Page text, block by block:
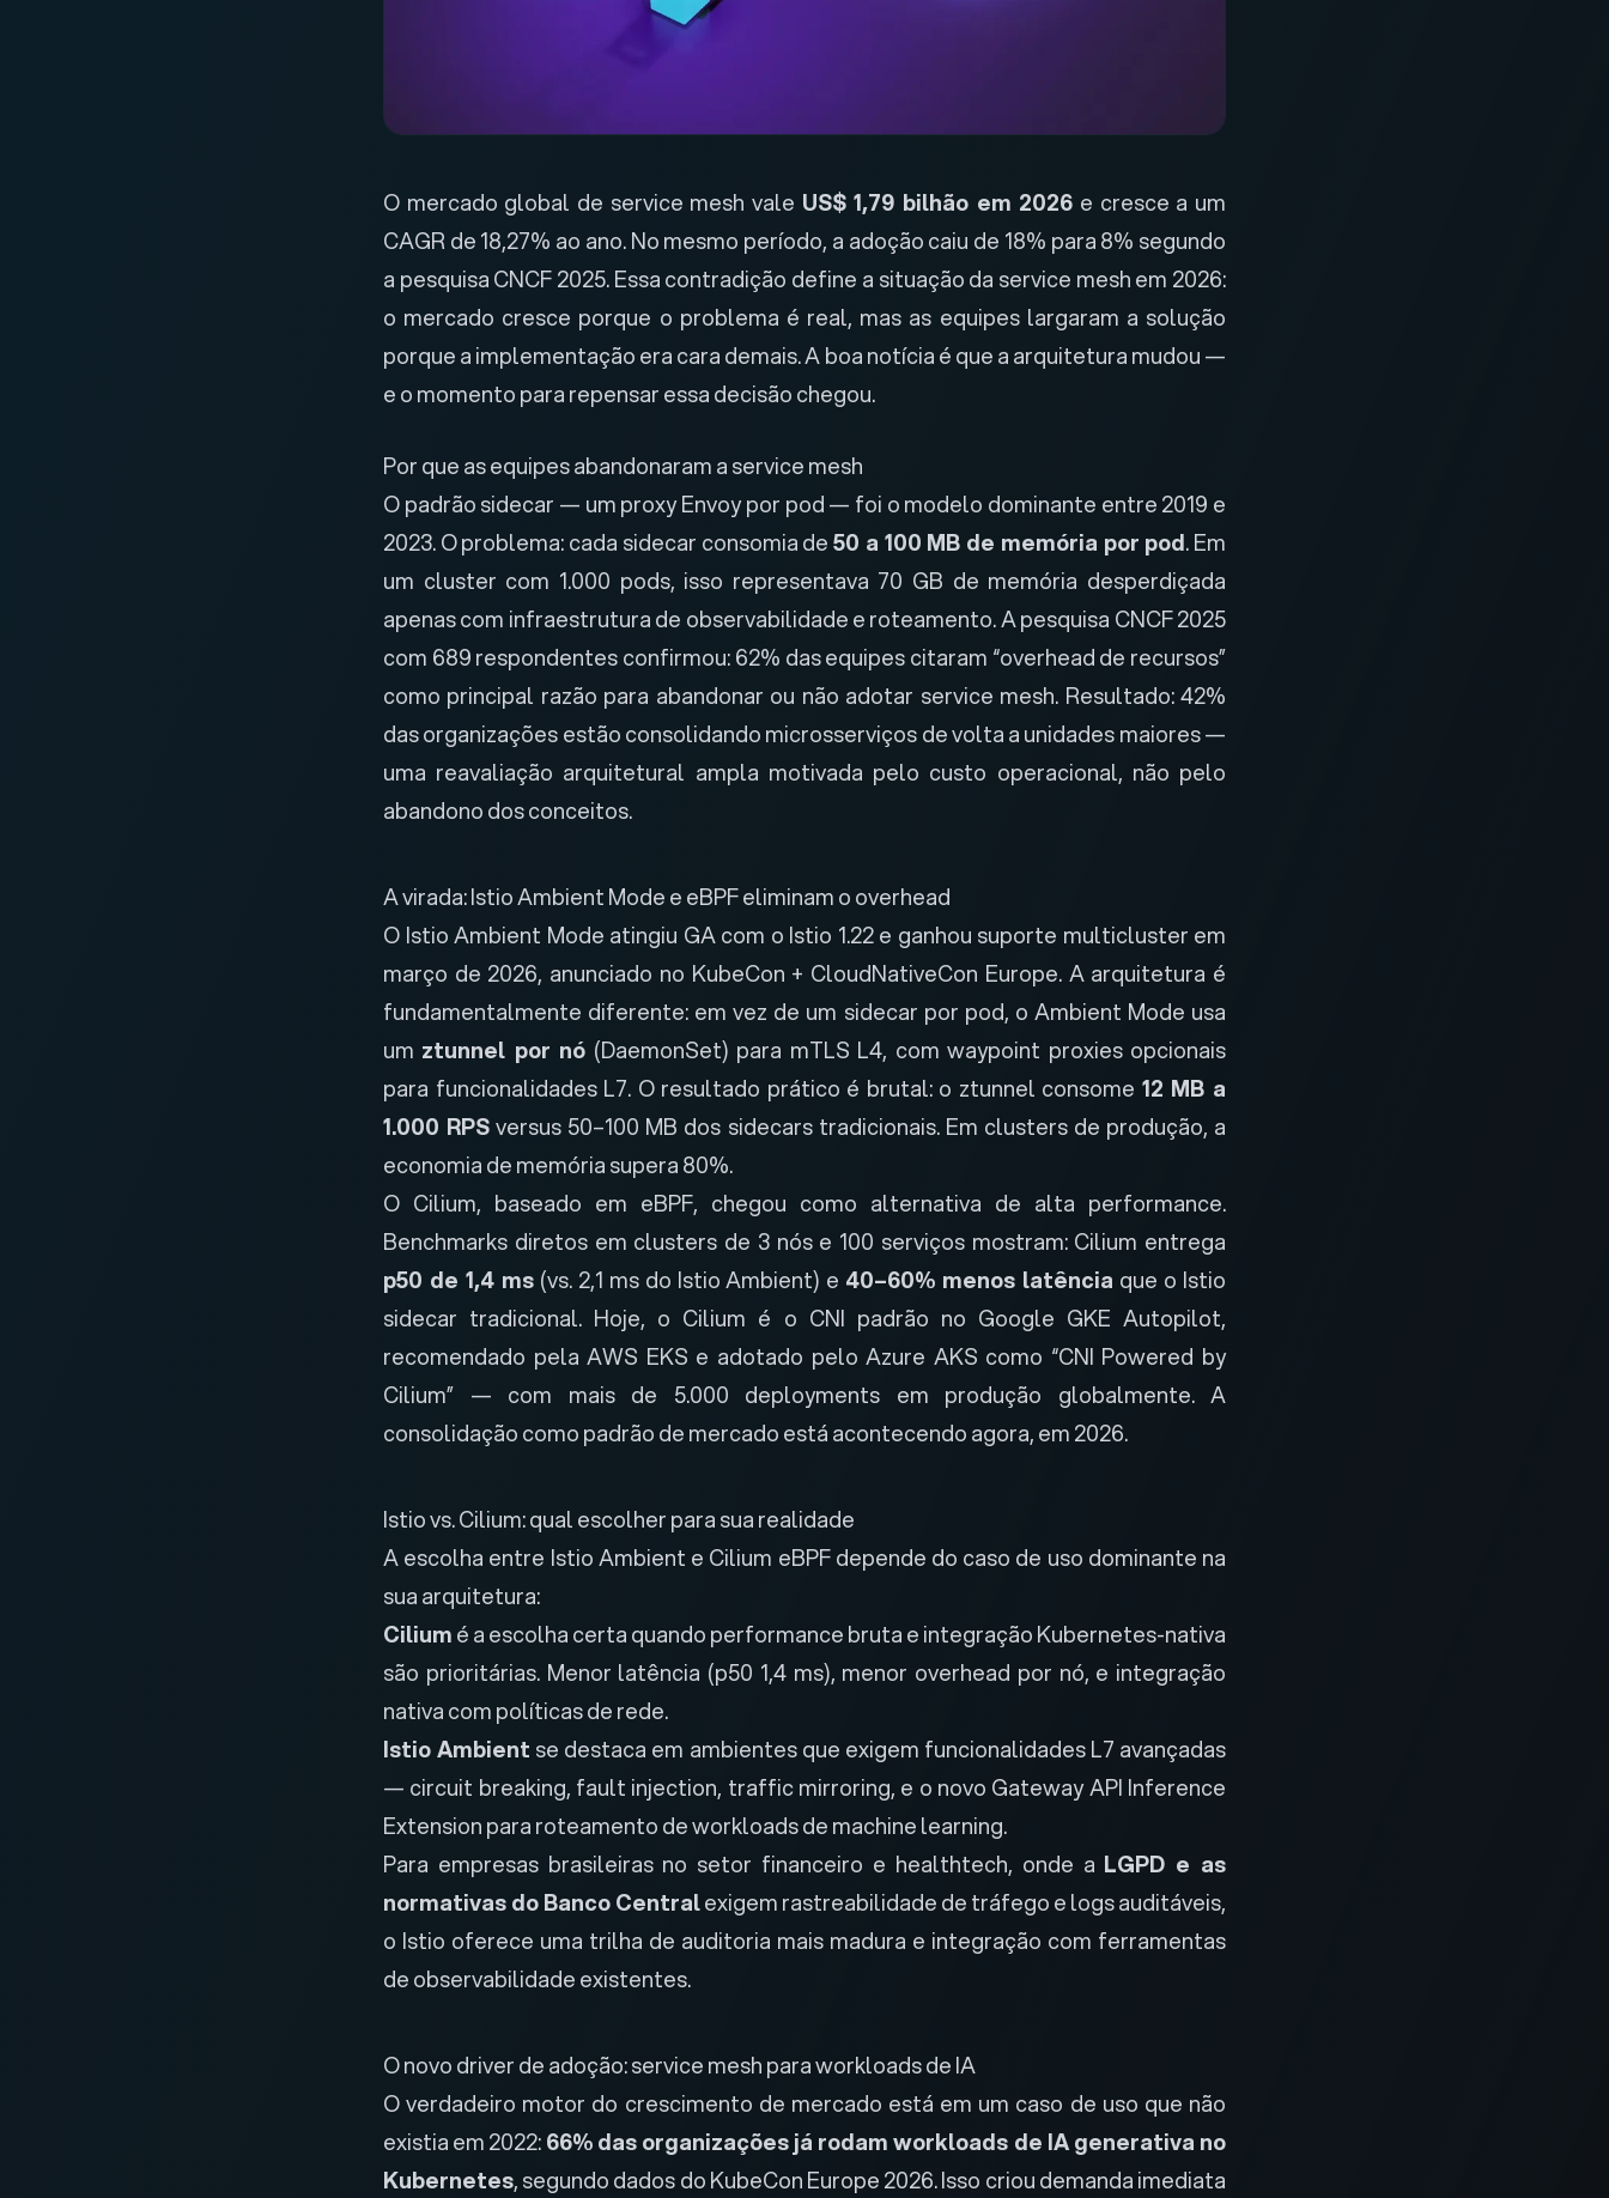
O mercado global de service mesh vale US$ 1,79 bilhão em 2026 e cresce a um
CAGR de 18,27% ao ano. No mesmo período, a adoção caiu de 18% para 8% segundo
a pesquisa CNCF 2025. Essa contradição define a situação da service mesh em 2026:
o mercado cresce porque o problema é real, mas as equipes largaram a solução
porque a implementação era cara demais. A boa notícia é que a arquitetura mudou —
e o momento para repensar essa decisão chegou.
Por que as equipes abandonaram a service mesh
O padrão sidecar — um proxy Envoy por pod — foi o modelo dominante entre 2019 e
2023. O problema: cada sidecar consomia de50 a 100 MB de memória por pod. Em
um cluster com 1.000 pods, isso representava 70 GB de memória desperdiçada
apenas com infraestrutura de observabilidade e roteamento. Apesquisa CNCF 2025
com 689 respondentes confirmou: 62% das equipes citaram “overhead de recursos”
como principal razão para abandonar ou não adotar service mesh. Resultado: 42%
das organizações estão consolidando microsserviços de volta a unidades maiores —
uma reavaliação arquitetural ampla motivada pelo custo operacional, não pelo
abandono dos conceitos.
A virada: Istio Ambient Mode e eBPF eliminam o overhead
O Istio Ambient Mode atingiu GA com o Istio 1.22 e ganhou suporte multicluster em
março de 2026, anunciado no KubeCon + CloudNativeCon Europe. A arquitetura é
fundamentalmente diferente: em vez de um sidecar por pod, o Ambient Mode usa
um ztunnel por nó (DaemonSet) para mTLS L4, com waypoint proxies opcionais
para funcionalidades L7. O resultado prático é brutal: o ztunnel consome 12 MB a
1.000 RPSversus 50–100 MB dos sidecars tradicionais. Em clusters de produção, a
economia de memória supera 80%.
O Cilium, baseado em eBPF, chegou como alternativa de alta performance.
Benchmarks diretos em clusters de 3 nós e 100 serviços mostram: Cilium entrega
p50 de 1,4 ms(vs. 2,1 ms do Istio Ambient) e 40–60% menos latência que o Istio
sidecar tradicional. Hoje, o Cilium é o CNI padrão no Google GKE Autopilot,
recomendado pela AWS EKS e adotado pelo Azure AKS como “CNI Powered by
Cilium” — com mais de 5.000 deployments em produção globalmente. A
consolidação como padrão de mercado está acontecendo agora, em 2026.
Istio vs. Cilium: qual escolher para sua realidade
A escolha entre Istio Ambient e Cilium eBPF depende do caso de uso dominante na
sua arquitetura:
Ciliumé a escolha certa quando performance bruta e integração Kubernetes-nativa
são prioritárias. Menor latência (p50 1,4 ms), menor overhead por nó, e integração
nativa com políticas de rede.
Istio Ambient se destaca em ambientes que exigem funcionalidades L7 avançadas
— circuit breaking, fault injection, traffic mirroring, e o novo Gateway API Inference
Extensionpara roteamento de workloads de machine learning.
Para empresas brasileiras no setor financeiro e healthtech, onde a LGPD e as
normativas do Banco Centralexigem rastreabilidade de tráfego e logs auditáveis,
o Istio oferece uma trilha de auditoria mais madura e integração com ferramentas
de observabilidade existentes.
O novo driver de adoção: service mesh para workloads de IA
O verdadeiro motor do crescimento de mercado está em um caso de uso que não
existia em 2022:66% das organizações já rodam workloads de IA generativa no
Kubernetes, segundo dados do KubeCon Europe 2026. Isso criou demanda imediata